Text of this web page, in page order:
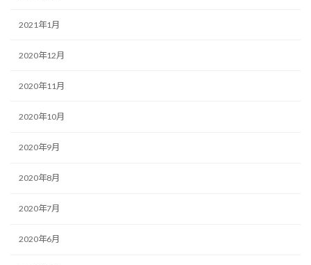
2021年1月
2020年12月
2020年11月
2020年10月
2020年9月
2020年8月
2020年7月
2020年6月